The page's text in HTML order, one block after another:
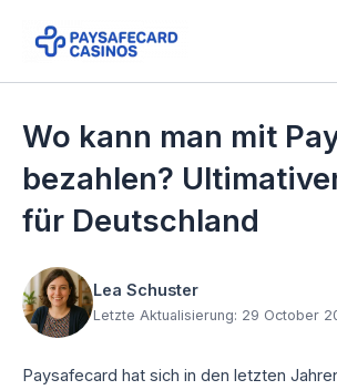
Wo kann man mit
bezahlen?
für Deutschland
Lea Schuster
Letzte Aktualisierung: 29 October
Paysafecard hat sich in den letzten